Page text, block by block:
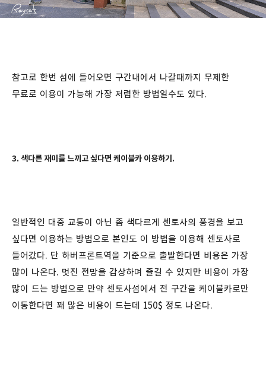
참고로 한번 섬에 들어오면 구간내에서 나갈때까지 무제한
무료로 이용이 가능해 가장 저렴한 방법일수도 있다.
3. 색다른 재미를 느끼고 싶다면케이블카 이용하기.
일반적인 대중 교통이 아닌 좀 색다르게 센토사의 풍경을 보고
싶다면 이용하는 방법으로 본인도 이 방법을 이용해 센토사로
들어갔다. 단 하버프론트역을 기준으로 출발한다면 비용은 가장
많이 나온다. 멋진 전망을 감상하며 즐길 수 있지만 비용이 가장
많이 드는 방법으로 만약 센토사섬에서 전 구간을 케이블카로만
이동한다면 꽤 많은 비용이 드는데 150$ 정도 나온다.